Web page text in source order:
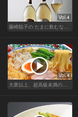
Vol.4
藤崎聡子の たまに飲むなら、こんな泡
Vol.4
大衆以上、超高級未満の絶品中華